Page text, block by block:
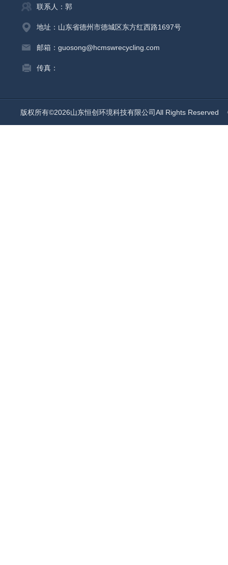
联系人：郭
地址：山东省德州市德城区东方红西路1697号
邮箱：guosong@hcmswrecycling.com
传真：
版权所有©2026山东恒创环境科技有限公司All Rights Reserved